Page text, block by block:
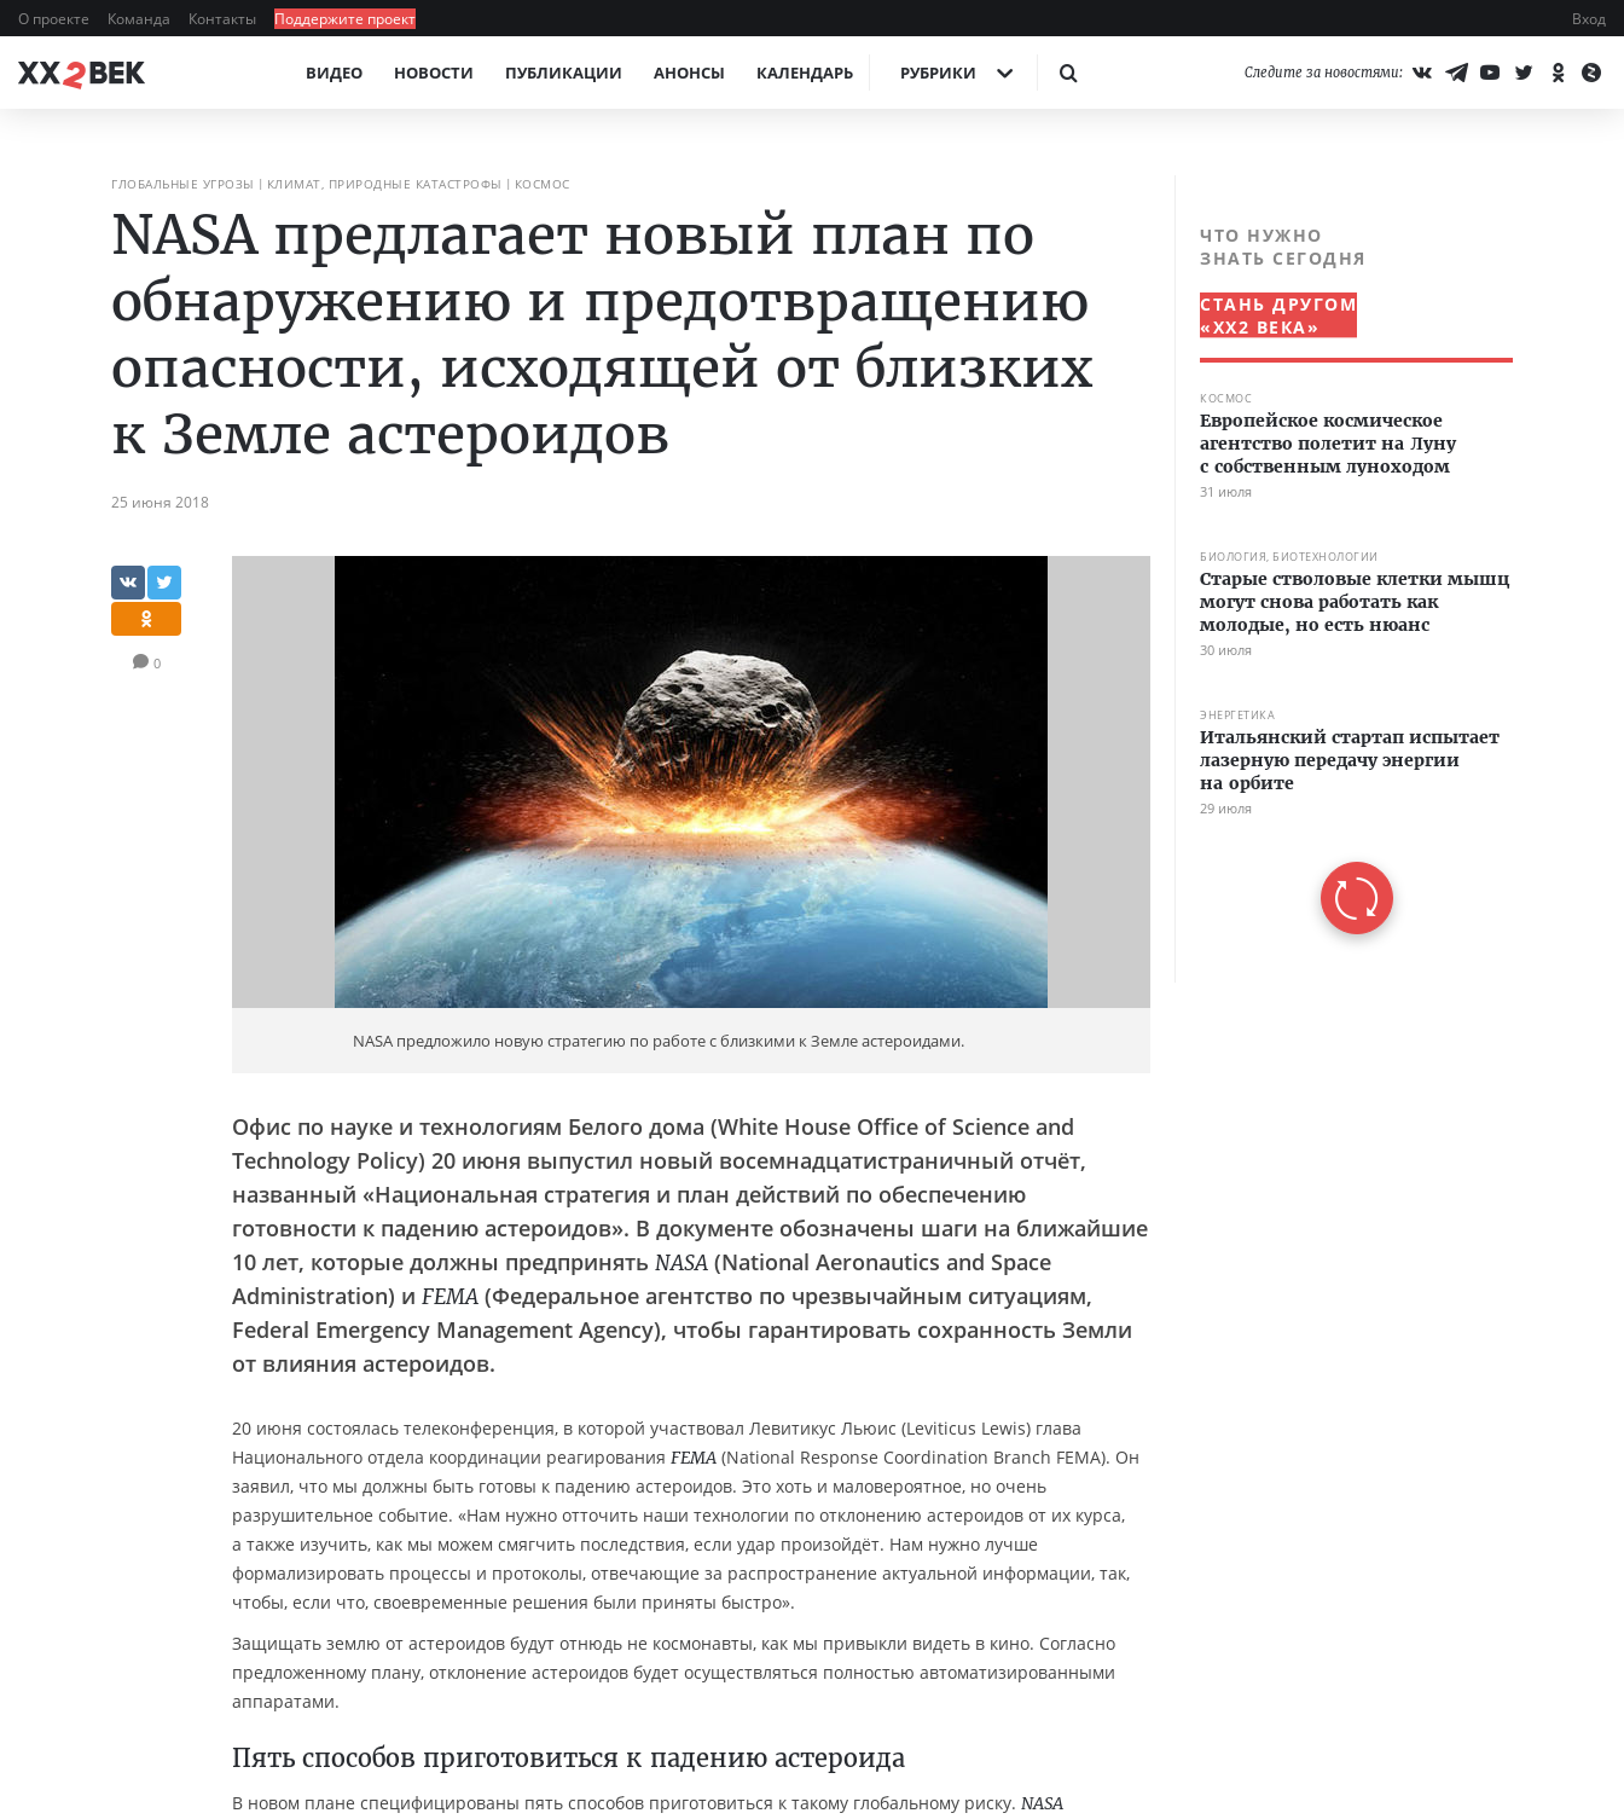
О проекте Команда Контакты Поддержите проект Вход
ВИДЕО НОВОСТИ ПУБЛИКАЦИИ АНОНСЫ КАЛЕНДАРЬ РУБРИКИ Следите за новостями:
ГЛОБАЛЬНЫЕ УГРОЗЫ КЛИМАТ, ПРИРОДНЫЕ КАТАСТРОФЫ КОСМОС
NASA предлагает новый план по
обнаружению и предотвращению
опасности, исходящей от близких
к Земле астероидов
25 июня 2018
0
NASA предложило новую стратегию по работе с близкими к Земле астероидами.
Офис по науке и технологиям Белого дома (White House Office of Science and
Technology Policy) 20 июня выпустил новый восемнадцатистраничный отчёт,
названный «Национальная стратегия и план действий по обеспечению
готовности к падению астероидов». В документе обозначены шаги на ближайшие
10 лет, которые должны предпринять NASA (National Aeronautics and Space
Administration) и FEMA (Федеральное агентство по чрезвычайным ситуациям,
Federal Emergency Management Agency), чтобы гарантировать сохранность Земли
от влияния астероидов.
20 июня состоялась телеконференция, в которой участвовал Левитикус Льюис (Leviticus Lewis) глава
Национального отдела координации реагирования FEMA (National Response Coordination Branch FEMA). Он
заявил, что мы должны быть готовы к падению астероидов. Это хоть и маловероятное, но очень
разрушительное событие. «Нам нужно отточить наши технологии по отклонению астероидов от их курса,
а также изучить, как мы можем смягчить последствия, если удар произойдёт. Нам нужно лучше
формализировать процессы и протоколы, отвечающие за распространение актуальной информации, так,
чтобы, если что, своевременные решения были приняты быстро».
Защищать землю от астероидов будут отнюдь не космонавты, как мы привыкли видеть в кино. Согласно
предложенному плану, отклонение астероидов будет осуществляться полностью автоматизированными
аппаратами.
Пять способов приготовиться к падению астероида
В новом плане специфицированы пять способов приготовиться к такому глобальному риску. NASA
ЧТО НУЖНО
ЗНАТЬ СЕГОДНЯ
СТАНЬ ДРУГОМ
«XX2 ВЕКА»
КОСМОС
Европейское космическое
агентство полетит на Луну
с собственным луноходом
31 июля
БИОЛОГИЯ, БИОТЕХНОЛОГИИ
Старые стволовые клетки мышц
могут снова работать как
молодые, но есть нюанс
30 июля
ЭНЕРГЕТИКА
Итальянский стартап испытает
лазерную передачу энергии
на орбите
29 июля